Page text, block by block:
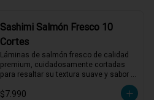
Sashimi Salmón Fresco 10
Cortes
Láminas de salmón fresco de calidad
premium, cuidadosamente cortadas
para resaltar su textura suave y sabor
natural. Perfecto para disfrutar solo o
acompañado de salsa de soya.
$7.990